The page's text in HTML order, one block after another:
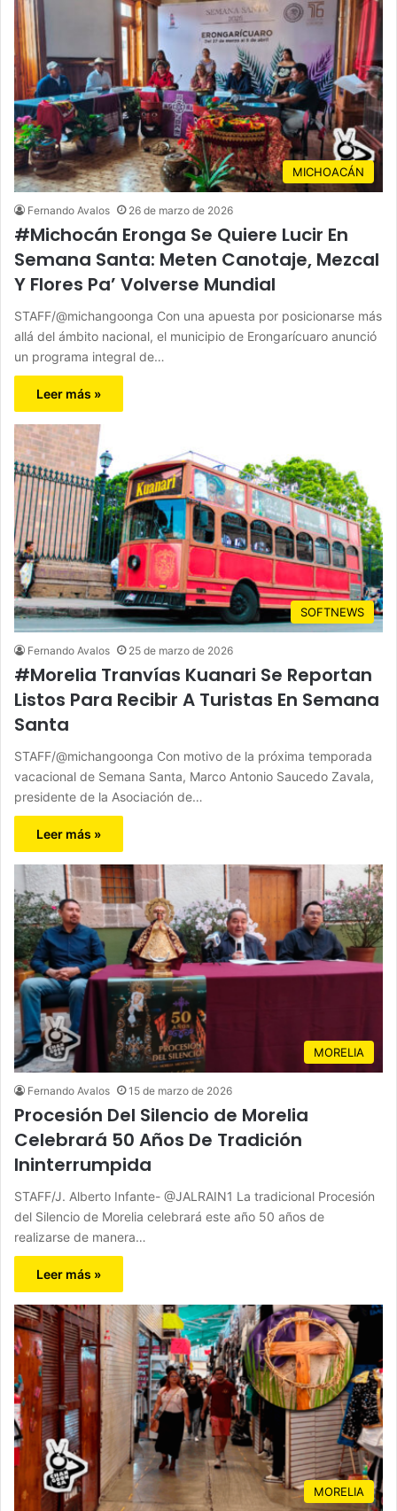
MICHOACÁN
Fernando Avalos 26 de marzo de 2026
#Michocán Eronga Se Quiere Lucir En
Semana Santa: Meten Canotaje, Mezcal
Y Flores Pa’ Volverse Mundial
STAFF/@michangoonga Con una apuesta por posicionarse más
allá del ámbito nacional, el municipio de Erongarícuaro anunció
un programa integral de…
Leer más »
SOFTNEWS
Fernando Avalos 25 de marzo de 2026
#Morelia Tranvías Kuanari Se Reportan
Listos Para Recibir A Turistas En Semana
Santa
STAFF/@michangoonga Con motivo de la próxima temporada
vacacional de Semana Santa, Marco Antonio Saucedo Zavala,
presidente de la Asociación de…
Leer más »
MORELIA
Fernando Avalos 15 de marzo de 2026
Procesión Del Silencio de Morelia
Celebrará 50 Años De Tradición
Ininterrumpida
STAFF/J. Alberto Infante- @JALRAIN1 La tradicional Procesión
del Silencio de Morelia celebrará este año 50 años de
realizarse de manera…
Leer más »
MORELIA